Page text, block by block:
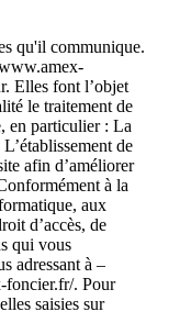
qu'il communique.
Elles font l’objet
le traitement de
en particulier : La
de
afin d’améliorer
à la
aux
d’accès, de
qui vous
adressant à –
foncier.fr/. Pour
saisies sur